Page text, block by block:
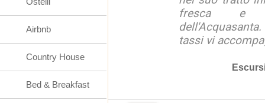
fresca e
tassi vi
Airbnb
Country House
Bed & Breakfast